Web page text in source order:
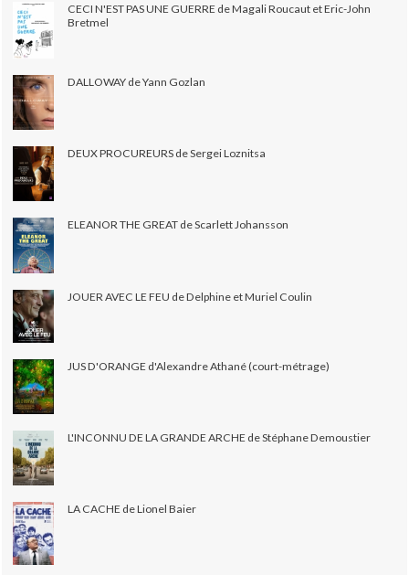
CECI N'EST PAS UNE GUERRE de Magali Roucaut et Eric-John
Bretmel
DALLOWAY de Yann Gozlan
DEUX PROCUREURS de Sergei Loznitsa
ELEANOR THE GREAT de Scarlett Johansson
JOUER AVEC LE FEU de Delphine et Muriel Coulin
JUS D'ORANGE d'Alexandre Athané (court-métrage)
L'INCONNU DE LA GRANDE ARCHE de Stéphane Demoustier
LA CACHE de Lionel Baier